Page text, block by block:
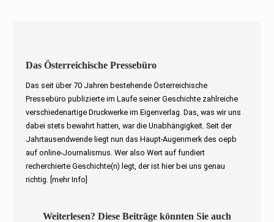
Das Österreichische Pressebüro
Das seit über 70 Jahren bestehende Österreichische
Pressebüro publizierte im Laufe seiner Geschichte zahlreiche
verschiedenartige Druckwerke im Eigenverlag. Das, was wir uns
dabei stets bewahrt hatten, war die Unabhängigkeit. Seit der
Jahrtausendwende liegt nun das Haupt-Augenmerk des oepb
auf online-Journalismus. Wer also Wert auf fundiert
recherchierte Geschichte(n) legt, der ist hier bei uns genau
richtig. [mehr Info]
Weiterlesen? Diese Beiträge könnten Sie auch